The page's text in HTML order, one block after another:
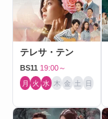
テレサ・テン
BS11 19:00～
月 火 水 木 金 土 日